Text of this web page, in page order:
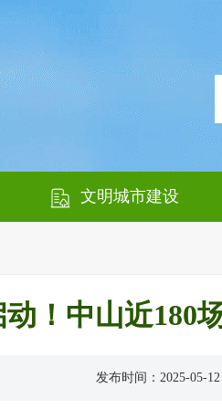
文明城市建设
！中山近180
发布时间：2025-05-